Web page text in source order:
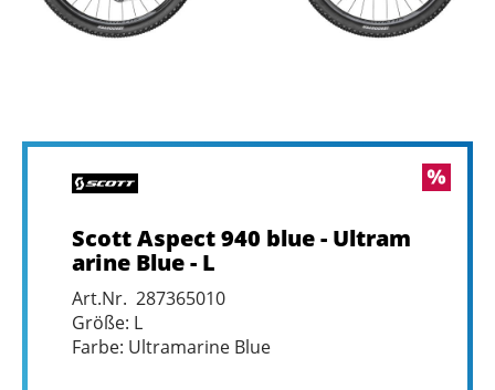
Scott Aspect 940 blue - Ultram
arine Blue - L
Art.Nr. 287365010
Größe: L
Farbe: Ultramarine Blue